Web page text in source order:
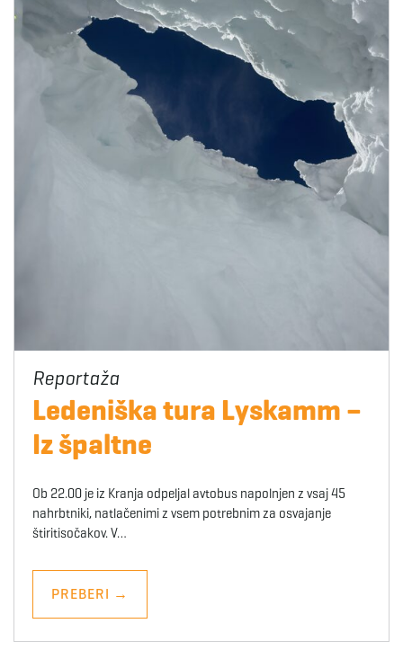
Ledeniška tura Lyskamm –
Iz špaltne
Ob 22.00 je iz Kranja odpeljal avtobus napolnjen z vsaj 45
nahrbtniki, natlačenimi z vsem potrebnim za osvajanje
štiritisočakov. V…
PREBERI →